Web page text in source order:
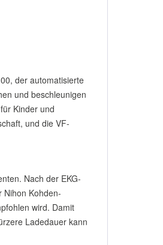
der automatisierte
und beschleunigen
Kinder und
und die VF-
Nach der EKG-
Nihon Kohden-
wird. Damit
Ladedauer kann